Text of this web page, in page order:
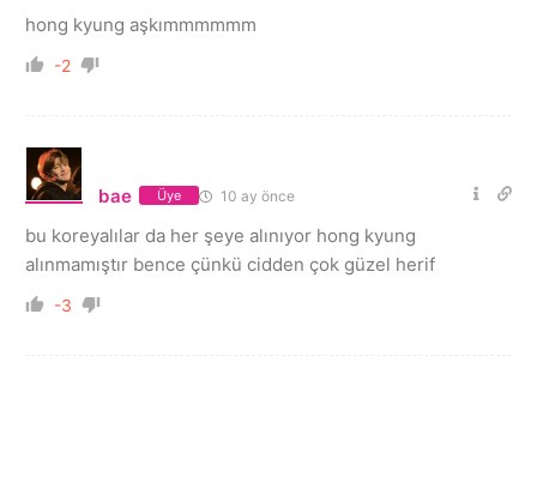
hong kyung aşkımmmmmm
-2
bae Üye 10 ay önce
bu koreyalılar da her şeye alınıyor hong kyung
alınmamıştır bence çünkü cidden çok güzel herif
-3